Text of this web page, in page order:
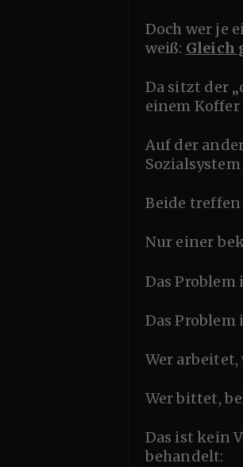
Doch wer je einen deutschen Klassenraum, eine Jobbörse oder eine Behörde von innen gesehen hat,
weiß: Gleich
Da sitzt der „deutsche Michel“ – pünktlich, bescheiden, mit ordentlicher Steuer-ID – und startet mit
einem Koffer
Auf der anderen Seite ein Neuankömmling: ein Flüchtling, ein Neu-Bürger, jemand, der eben ins
Beide
Nur einer
Das
Das Problem
Wer
Wer bittet,
Das ist kein Vorwurf an Bedürftige – sondern ein Schlag gegen ein System, das Leistung wie Dummheit
behandelt: